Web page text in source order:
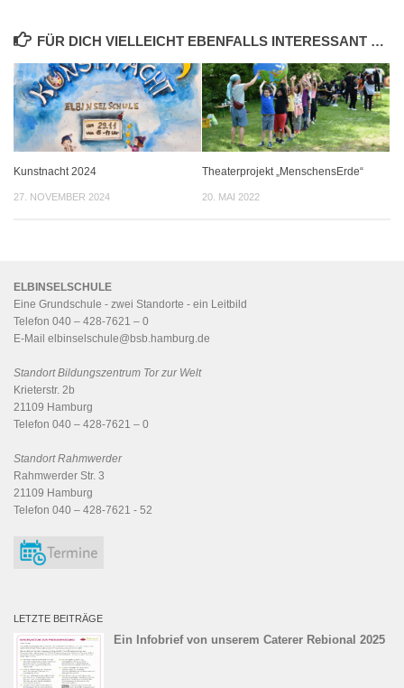
FÜR DICH VIELLEICHT EBENFALLS INTERESSANT …
Kunstnacht 2024
27. NOVEMBER 2024
Theaterprojekt „MenschensErde“
20. MAI 2022
ELBINSELSCHULE
Eine Grundschule - zwei Standorte - ein Leitbild
Telefon 040 – 428-7621 – 0
E-Mail elbinselschule@bsb.hamburg.de
Standort Bildungszentrum Tor zur Welt
Krieterstr. 2b
21109 Hamburg
Telefon 040 – 428-7621 – 0
Standort Rahmwerder
Rahmwerder Str. 3
21109 Hamburg
Telefon 040 – 428-7621 - 52
LETZTE BEITRÄGE
Ein Infobrief von unserem Caterer Rebional 2025